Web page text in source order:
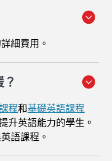
細費用。
程和基礎英語課程
升英語能力的學生。
語課程。